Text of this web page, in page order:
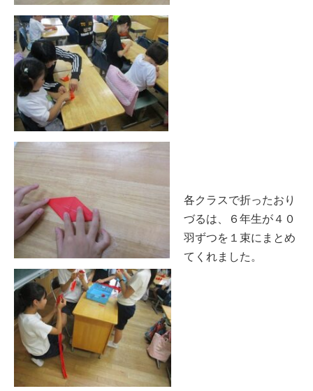
各クラスで折ったおり
づるは、６年生が４０
羽ずつを１束にまとめ
てくれました。